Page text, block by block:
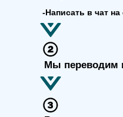
Мы переводим
-Написать в чат на